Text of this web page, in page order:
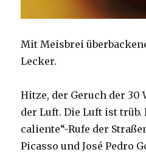
Mit Meisbrei
Lecker.
Hitze, der Geruch der 30
der Luft. Die Luft ist trüb.
caliente“-Rufe der
Picasso und José Pedro